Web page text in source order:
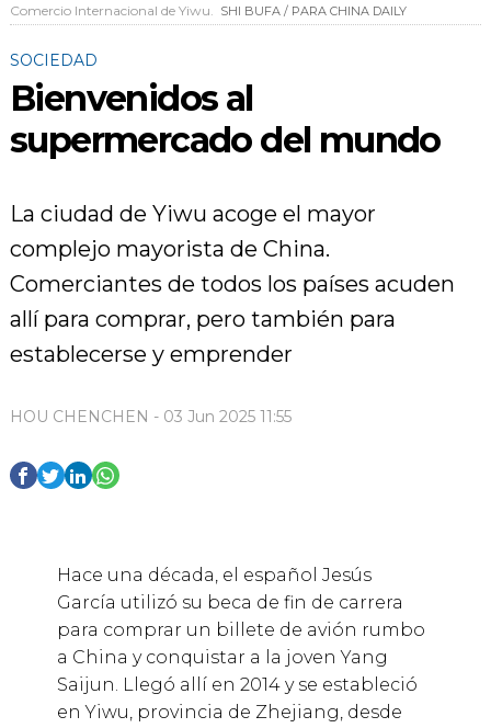
Comercio Internacional de Yiwu. SHI BUFA / PARA CHINA DAILY
SOCIEDAD
Bienvenidos al
supermercado del mundo
La ciudad de Yiwu acoge el mayor
complejo mayorista de China.
Comerciantes de todos los países acuden
allí para comprar, pero también para
establecerse y emprender
HOU CHENCHEN - 03 Jun 2025 11:55
Hace una década, el español Jesús
García utilizó su beca de fin de carrera
para comprar un billete de avión rumbo
a China y conquistar a la joven Yang
Saijun. Llegó allí en 2014 y se estableció
en Yiwu, provincia de Zhejiang, desde